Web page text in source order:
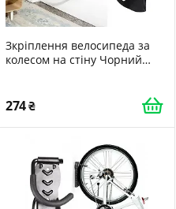
Зкріплення велосипеда за
колесом на стіну Чорний
274